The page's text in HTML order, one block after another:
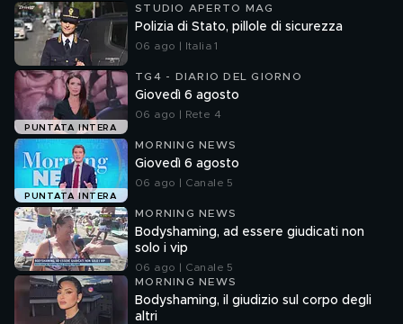
STUDIO APERTO MAG
Polizia di Stato, pillole di sicurezza
06 ago | Italia 1
PUNTATA INTERA
TG4 - DIARIO DEL GIORNO
Giovedì 6 agosto
06 ago | Rete 4
PUNTATA INTERA
MORNING NEWS
Giovedì 6 agosto
06 ago | Canale 5
MORNING NEWS
Bodyshaming, ad essere giudicati non
solo i vip
06 ago | Canale 5
MORNING NEWS
Bodyshaming, il giudizio sul corpo degli
altri